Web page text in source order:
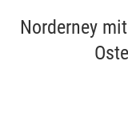
Norderney